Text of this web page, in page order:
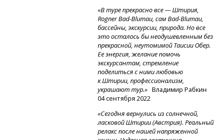
«В туре прекрасно все — Штирия,
RognerBad-Blumau, самBad-Blumau,
бассейны, экскурсии, природа. Но все
это осталось бы неодушевленным без
прекрасной, неутомимой Таисии Обер.
Ее энергия, желание помочь
экскурсантам, стремление
поделиться с ними любовью
к Штирии, профессионализм,
украшают тур.» Владимир Рабкин
04 сентября 2022
«Сегодня вернулись из солнечной,
ласковой Штирии (Австрия). Реальный
релакс после нашей напряженной